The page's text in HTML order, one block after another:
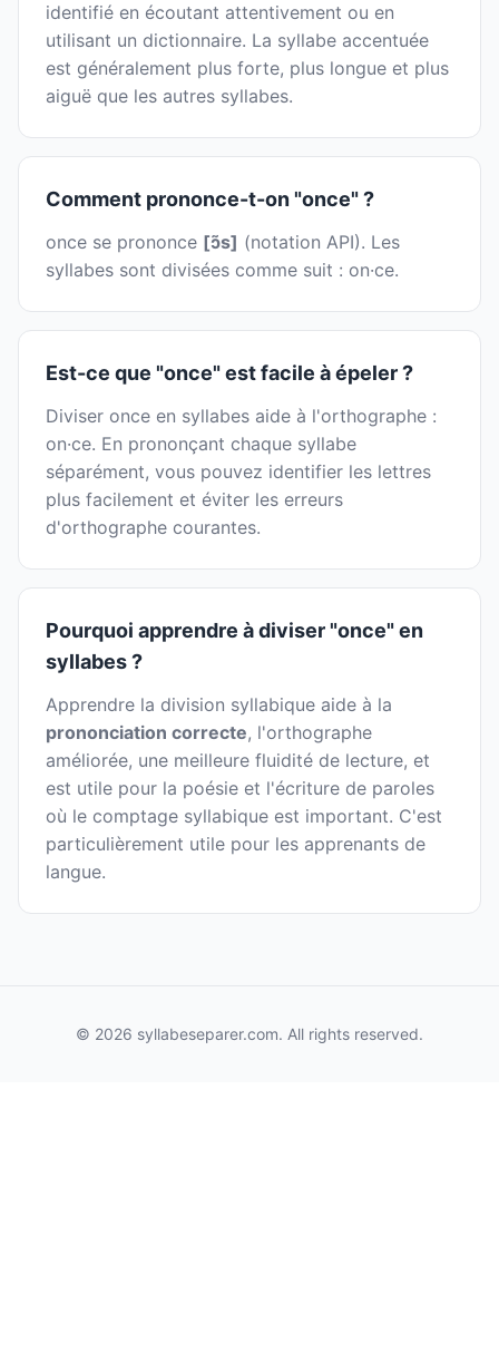
identifié en écoutant attentivement ou en
utilisant un dictionnaire. La syllabe accentuée
est généralement plus forte, plus longue et plus
aiguë que les autres syllabes.
Comment prononce-t-on "once" ?
once se prononce [ɔ̃s] (notation API). Les
syllabes sont divisées comme suit : on·ce.
Est-ce que "once" est facile à épeler ?
Diviser once en syllabes aide à l'orthographe :
on·ce. En prononçant chaque syllabe
séparément, vous pouvez identifier les lettres
plus facilement et éviter les erreurs
d'orthographe courantes.
Pourquoi apprendre à diviser "once" en
syllabes ?
Apprendre la division syllabique aide à la
prononciation correcte, l'orthographe
améliorée, une meilleure fluidité de lecture, et
est utile pour la poésie et l'écriture de paroles
où le comptage syllabique est important. C'est
particulièrement utile pour les apprenants de
langue.
© 2026 syllabeseparer.com. All rights reserved.